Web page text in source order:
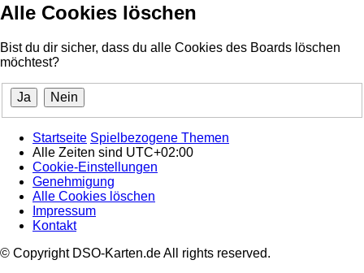
Alle Cookies löschen
Bist du dir sicher, dass du alle Cookies des Boards löschen
möchtest?
Startseite Spielbezogene Themen
Alle Zeiten sind UTC+02:00
Cookie-Einstellungen
Genehmigung
Alle Cookies löschen
Impressum
Kontakt
© Copyright DSO-Karten.de All rights reserved.